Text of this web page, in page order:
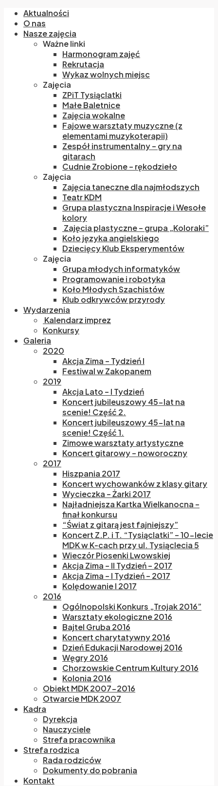
Aktualności
O nas
Nasze zajęcia
Ważne linki
Harmonogram zajęć
Rekrutacja
Wykaz wolnych miejsc
Zajęcia
ZPiT Tysiąclatki
Małe Baletnice
Zajęcia wokalne
Fajowe warsztaty muzyczne (z
elementami muzykoterapii)
Zespół instrumentalny – gry na
gitarach
Cudnie Zrobione – rękodzieło
Zajęcia
Zajęcia taneczne dla najmłodszych
Teatr KDM
Grupa plastyczna Inspiracje i Wesołe
kolory
Zajęcia plastyczne – grupa „Koloraki”
Koło języka angielskiego
Dziecięcy Klub Eksperymentów
Zajęcia
Grupa młodych informatyków
Programowanie i robotyka
Koło Młodych Szachistów
Klub odkrywców przyrody
Wydarzenia
Kalendarz imprez
Konkursy
Galeria
2020
Akcja Zima – Tydzień I
Festiwal w Zakopanem
2019
Akcja Lato – I Tydzień
Koncert jubileuszowy 45-lat na
scenie! Część 2.
Koncert jubileuszowy 45-lat na
scenie! Część 1.
Zimowe warsztaty artystyczne
Koncert gitarowy – noworoczny
2017
Hiszpania 2017
Koncert wychowanków z klasy gitary
Wycieczka – Żarki 2017
Najładniejsza Kartka Wielkanocna –
finał konkursu
“Świat z gitarą jest fajniejszy”
Koncert Z.P. i T. “Tysiąclatki” – 10-lecie
MDK w K-cach przy ul. Tysiąclecia 5
Wieczór Piosenki Lwowskiej
Akcja Zima – II Tydzień – 2017
Akcja Zima – I Tydzień – 2017
Kolędowanie I 2017
2016
Ogólnopolski Konkurs „Trojak 2016”
Warsztaty ekologiczne 2016
Bajtel Gruba 2016
Koncert charytatywny 2016
Dzień Edukacji Narodowej 2016
Węgry 2016
Chorzowskie Centrum Kultury 2016
Kolonia 2016
Obiekt MDK 2007-2016
Otwarcie MDK 2007
Kadra
Dyrekcja
Nauczyciele
Strefa pracownika
Strefa rodzica
Rada rodziców
Dokumenty do pobrania
Kontakt